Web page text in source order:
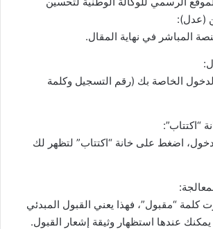
(عدل):
المباشر في نهاية المقال.
الخاصة بك (رقم التسجيل وكلمة
“اكتتاب”:
اضغط على خانة “اكتتاب” لتظهر لك
كلمة “مقبول”، فهذا يعني القبول المبدئي
عندها استظهار وثيقة إشعار القبول.